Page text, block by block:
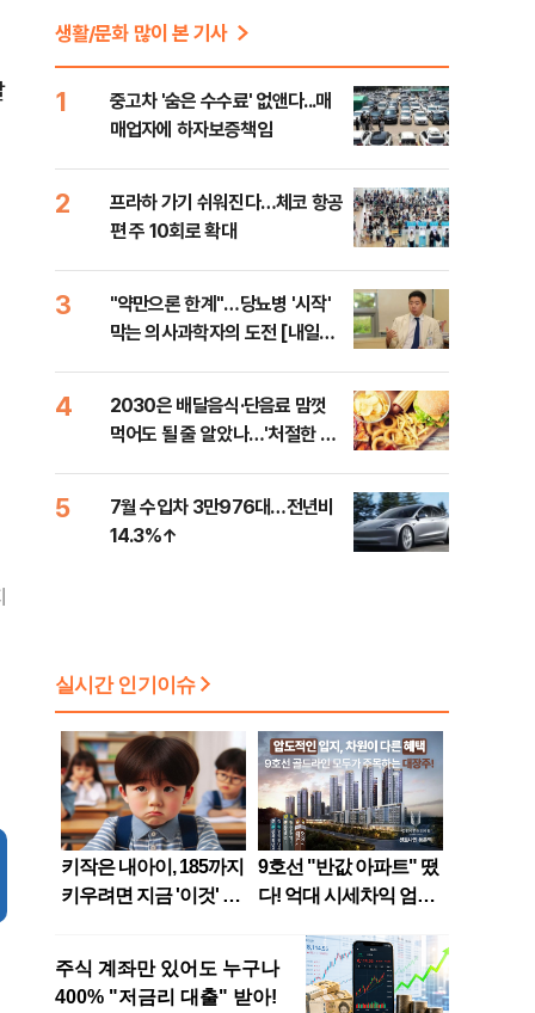
생활/문화 많이 본 기사
1
중고차 '숨은 수수료' 없앤다...매
매업자에 하자보증책임
2
프라하 가기 쉬워진다…체코 항공
편 주 10회로 확대
3
"약만으론 한계"…당뇨병 '시작'
막는 의사과학자의 도전 [내일의
4
2030은 배달음식·단음료 맘껏
먹어도 될 줄 알았나…'처절한 대
5
7월 수입차 3만976대…전년비
14.3%↑